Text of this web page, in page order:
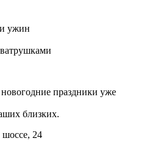
ужин
праздники уже
близких.
шоссе, 24